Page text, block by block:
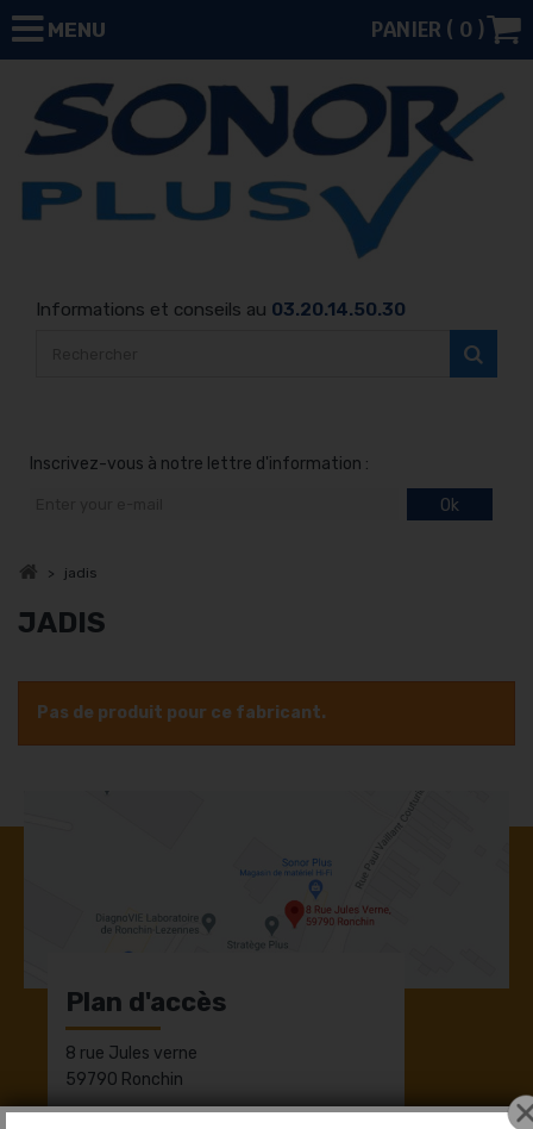
MENU PANIER ( 0 )
Informations et conseils au 03.20.14.50.30
Inscrivez-vous à notre lettre d'information :
Ok
> jadis
JADIS
Pas de produit pour ce fabricant.
Plan d'accès
8 rue Jules verne
59790 Ronchin